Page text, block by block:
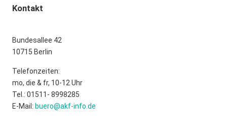
Kontakt
Bundesallee 42
10715 Berlin
Telefonzeiten:
mo, die & fr, 10-12 Uhr
Tel.: 01511- 8998285
E-Mail: buero@akf-info.de